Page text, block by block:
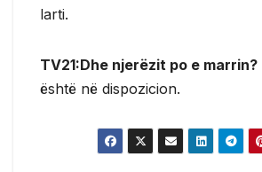
larti.
TV21:Dhe njerëzit po e marrin?
është në dispozicion.